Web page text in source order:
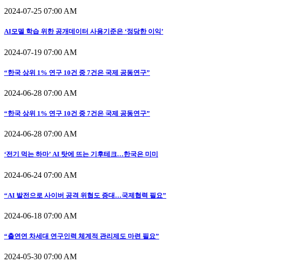
2024-07-25 07:00 AM
AI모델 학습 위한 공개데이터 사용기준은 ‘정당한 이익’
2024-07-19 07:00 AM
“한국 상위 1% 연구 10건 중 7건은 국제 공동연구”
2024-06-28 07:00 AM
“한국 상위 1% 연구 10건 중 7건은 국제 공동연구”
2024-06-28 07:00 AM
‘전기 먹는 하마’ AI 탓에 뜨는 기후테크…한국은 미미
2024-06-24 07:00 AM
“AI 발전으로 사이버 공격 위협도 증대…국제협력 필요”
2024-06-18 07:00 AM
“출연연 차세대 연구인력 체계적 관리제도 마련 필요”
2024-05-30 07:00 AM